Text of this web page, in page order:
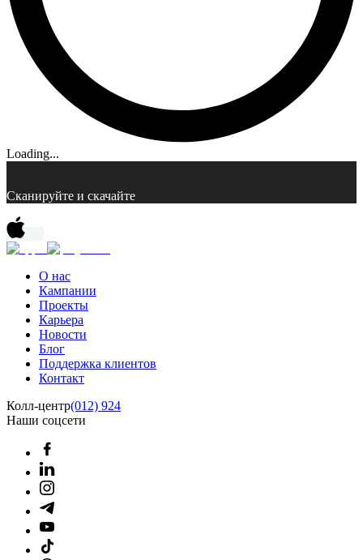
Loading...
Сканируйте и скачайте
О нас
Кампании
Проекты
Карьера
Новости
Блог
Поддержка клиентов
Контакт
Колл-центр(012) 924
Наши соцсети